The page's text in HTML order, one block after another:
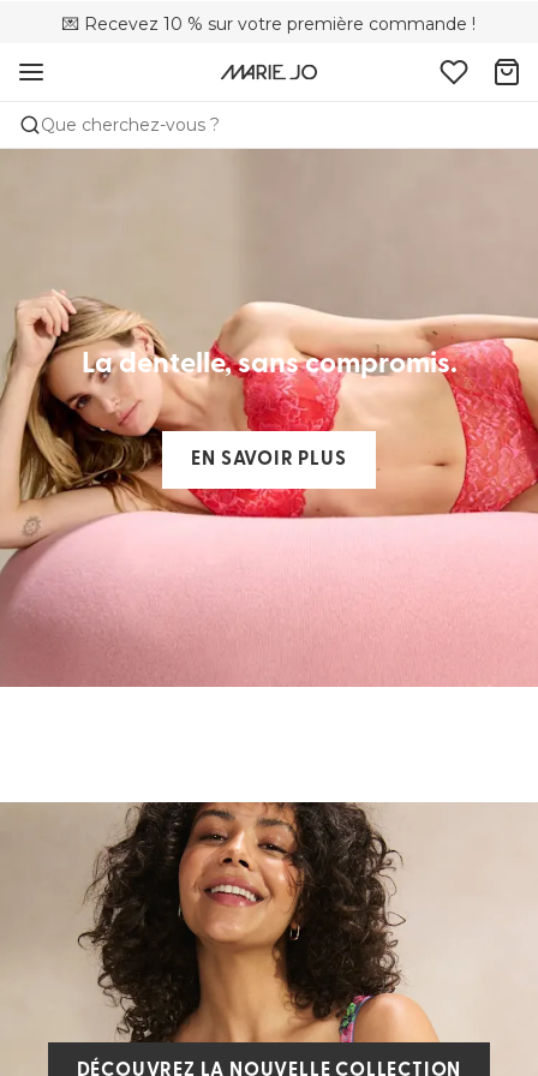
💌 Recevez 10 % sur votre première commande !
🚚 Livraison gratuite à partir de CHF 150
📦 Retours gratuits
Que cherchez-vous ?
La dentelle, sans compromis.
EN SAVOIR PLUS​
DÉCOUVREZ LA NOUVELLE COLLECTION